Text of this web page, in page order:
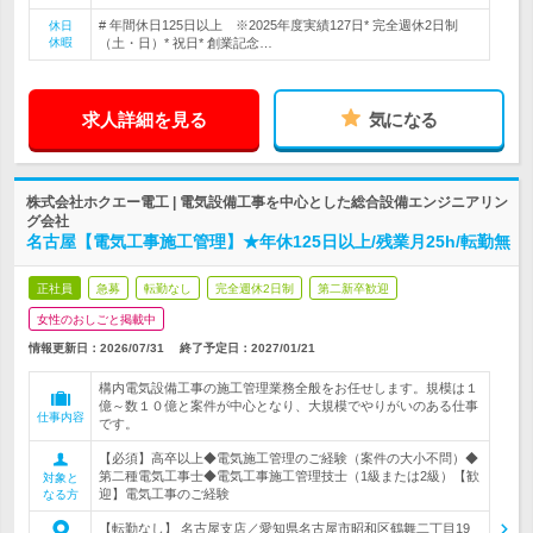
休日
休暇
# 年間休日125日以上 ※2025年度実績127日* 完全週休2日制
（土・日）* 祝日* 創業記念…
求人詳細を見る 気になる
株式会社ホクエー電工 | 電気設備工事を中心とした総合設備エンジニアリン
グ会社
名古屋【電気工事施工管理】★年休125日以上/残業月25h/転勤無
正社員 急募 転勤なし 完全週休2日制 第二新卒歓迎
女性のおしごと掲載中
情報更新日：2026/07/31 終了予定日： 2027/01/21
仕事内容
構内電気設備工事の施工管理業務全般をお任せします。規模は１
億～数１０億と案件が中心となり、大規模でやりがいのある仕事
です。
対象と
なる方
【必須】高卒以上◆電気施工管理のご経験（案件の大小不問）◆
第二種電気工事士◆電気工事施工管理技士（1級または2級）【歓
迎】電気工事のご経験
【転勤なし】 名古屋支店／愛知県名古屋市昭和区鶴舞二丁目19